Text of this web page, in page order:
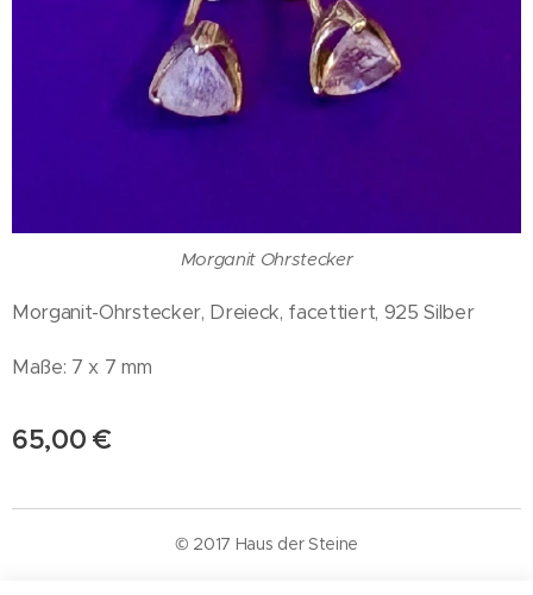
Morganit Ohrstecker
Morganit-Ohrstecker, Dreieck, facettiert, 925 Silber
Maße: 7 x 7 mm
65,00 €
© 2017 Haus der Steine